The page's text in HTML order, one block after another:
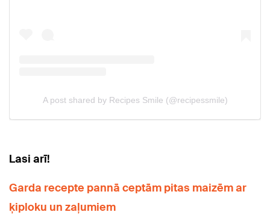
Lasi arī!
Garda recepte pannā ceptām pitas maizēm ar
ķiploku un zaļumiem